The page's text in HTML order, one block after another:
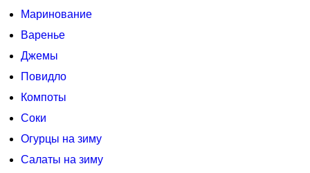
Маринование
Варенье
Джемы
Повидло
Компоты
Соки
Огурцы на зиму
Салаты на зиму